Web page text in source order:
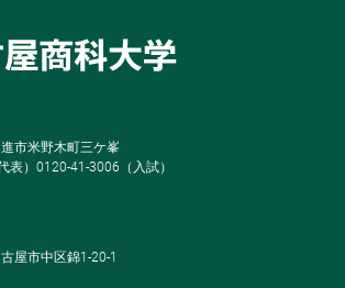
市米野木町三ケ峯
表）0120-41-3006（入試）
屋市中区錦1-20-1